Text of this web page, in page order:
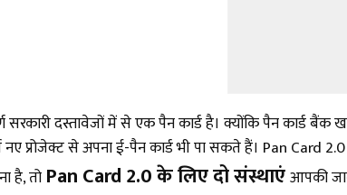
दस्तावेजों में से एक पैन कार्ड है। क्योंकि पैन कार्ड
प्रोजेक्ट से अपना ई-पैन कार्ड भी पा सकते हैं। Pan Card
है, तो Pan Card 2.0 के लिए दो संस्थाएंआपकी